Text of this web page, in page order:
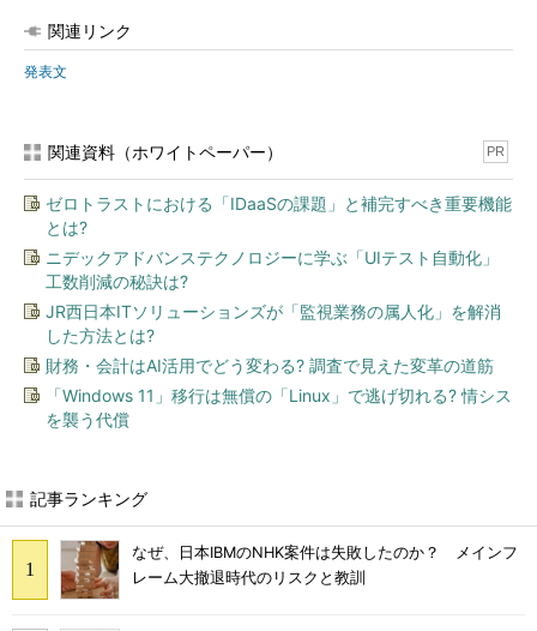
関連リンク
発表文
関連資料（ホワイトペーパー） PR
ゼロトラストにおける「IDaaSの課題」と補完すべき重要機能
とは?
ニデックアドバンステクノロジーに学ぶ「UIテスト自動化」
工数削減の秘訣は?
JR西日本ITソリューションズが「監視業務の属人化」を解消
した方法とは?
財務・会計はAI活用でどう変わる? 調査で見えた変革の道筋
「Windows 11」移行は無償の「Linux」で逃げ切れる? 情シス
を襲う代償
記事ランキング
なぜ、日本IBMのNHK案件は失敗したのか？ メインフ
レーム大撤退時代のリスクと教訓